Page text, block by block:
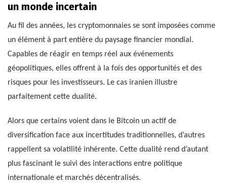
un monde incertain
Au fil des années, les cryptomonnaies se sont imposées comme
un élément à part entière du paysage financier mondial.
Capables de réagir en temps réel aux événements
géopolitiques, elles offrent à la fois des opportunités et des
risques pour les investisseurs. Le cas iranien illustre
parfaitement cette dualité.
Alors que certains voient dans le Bitcoin un actif de
diversification face aux incertitudes traditionnelles, d’autres
rappellent sa volatilité inhérente. Cette dualité rend d’autant
plus fascinant le suivi des interactions entre politique
internationale et marchés décentralisés.